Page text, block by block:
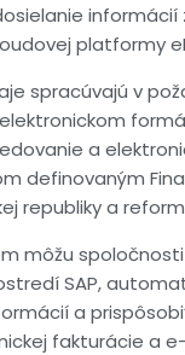
informácií
platformy
spracúvajú v
elektronickom
a
definovaným
republikya
môžu spoločnosti
SAP,
a
fakturácie a e-